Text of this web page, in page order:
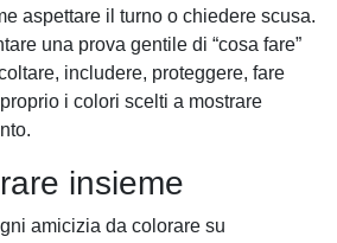
aspettare il turno o chiedere scusa.
una prova gentile di “cosa fare”
includere, proteggere, fare
i colori scelti a mostrare
insieme
amicizia da colorare su